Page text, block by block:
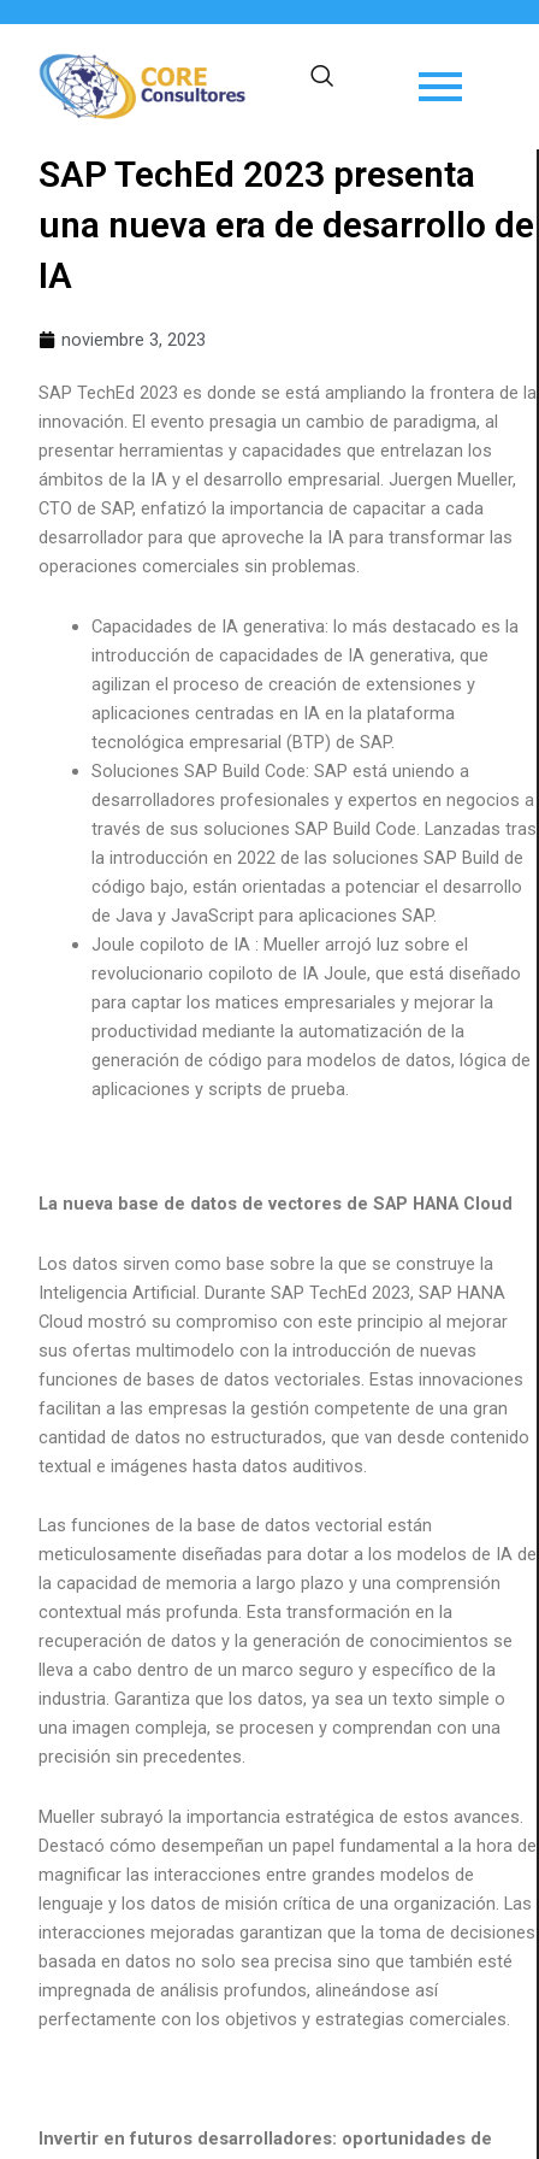
contenido
SAP TechEd 2023 presenta
una nueva era de desarrollo de
IA
noviembre 3, 2023
SAP TechEd 2023 es donde se está ampliando la frontera de la
innovación. El evento presagia un cambio de paradigma, al
presentar herramientas y capacidades que entrelazan los
ámbitos de la IA y el desarrollo empresarial. Juergen Mueller,
CTO de SAP, enfatizó la importancia de capacitar a cada
desarrollador para que aproveche la IA para transformar las
operaciones comerciales sin problemas.
Capacidades de IA generativa: lo más destacado es la
introducción de capacidades de IA generativa, que
agilizan el proceso de creación de extensiones y
aplicaciones centradas en IA en la plataforma
tecnológica empresarial (BTP) de SAP.
Soluciones SAP Build Code: SAP está uniendo a
desarrolladores profesionales y expertos en negocios a
través de sus soluciones SAP Build Code. Lanzadas tras
la introducción en 2022 de las soluciones SAP Build de
código bajo, están orientadas a potenciar el desarrollo
de Java y JavaScript para aplicaciones SAP.
Joule copiloto de IA : Mueller arrojó luz sobre el
revolucionario copiloto de IA Joule, que está diseñado
para captar los matices empresariales y mejorar la
productividad mediante la automatización de la
generación de código para modelos de datos, lógica de
aplicaciones y scripts de prueba.
La nueva base de datos de vectores de SAP HANA Cloud
Los datos sirven como base sobre la que se construye la
Inteligencia Artificial. Durante SAP TechEd 2023, SAP HANA
Cloud mostró su compromiso con este principio al mejorar
sus ofertas multimodelo con la introducción de nuevas
funciones de bases de datos vectoriales. Estas innovaciones
facilitan a las empresas la gestión competente de una gran
cantidad de datos no estructurados, que van desde contenido
textual e imágenes hasta datos auditivos.
Las funciones de la base de datos vectorial están
meticulosamente diseñadas para dotar a los modelos de IA de
la capacidad de memoria a largo plazo y una comprensión
contextual más profunda. Esta transformación en la
recuperación de datos y la generación de conocimientos se
lleva a cabo dentro de un marco seguro y específico de la
industria. Garantiza que los datos, ya sea un texto simple o
una imagen compleja, se procesen y comprendan con una
precisión sin precedentes.
Mueller subrayó la importancia estratégica de estos avances.
Destacó cómo desempeñan un papel fundamental a la hora de
magnificar las interacciones entre grandes modelos de
lenguaje y los datos de misión crítica de una organización. Las
interacciones mejoradas garantizan que la toma de decisiones
basada en datos no solo sea precisa sino que también esté
impregnada de análisis profundos, alineándose así
perfectamente con los objetivos y estrategias comerciales.
Invertir en futuros desarrolladores: oportunidades de